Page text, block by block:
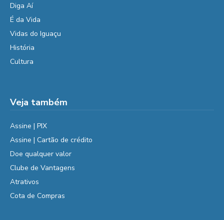
Diga Aí
É da Vida
Vidas do Iguaçu
História
Cultura
Veja também
Assine | PIX
Assine | Cartão de crédito
Doe qualquer valor
Clube de Vantagens
Atrativos
Cota de Compras